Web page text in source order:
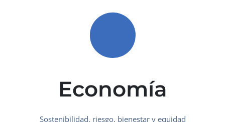
Economía
Sostenibilidad, riesgo, bienestar y equidad